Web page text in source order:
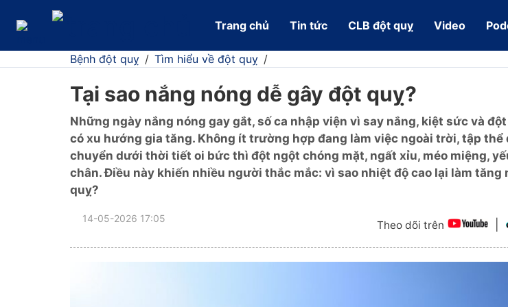
Trang chủ Tin tức CLB đột quỵ Video
Bệnh đột quỵ / Tìm hiểu về đột quỵ /
Tại sao nắng nóng dễ gây đột quỵ?
Những ngày nắng nóng gay gắt, số ca nhập viện vì say nắng, kiệt sức và
có xu hướng gia tăng. Không ít trường hợp đang làm việc ngoài trời, tập thể
chuyển dưới thời tiết oi bức thì đột ngột chóng mặt, ngất xỉu, méo miệng,
chân. Điều này khiến nhiều người thắc mắc: vì sao nhiệt độ cao lại làm tăng
quỵ?
14-05-2026 17:05 Theo dõi trên